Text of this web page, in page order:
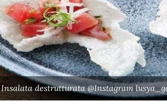
Insalata destrutturata @Instagram